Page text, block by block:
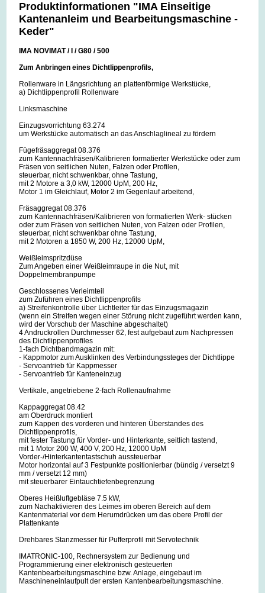
Produktinformationen "IMA Einseitige
Kantenanleim und Bearbeitungsmaschine -
Keder"
IMA NOVIMAT / I / G80 / 500
Zum Anbringen eines Dichtlippenprofils,
Rollenware in Längsrichtung an plattenförmige Werkstücke,
a) Dichtlippenprofil Rollenware
Linksmaschine
Einzugsvorrichtung 63.274
um Werkstücke automatisch an das Anschlaglineal zu fördern
Fügefräsaggregat 08.376
zum Kantennachfräsen/Kalibrieren formatierter Werkstücke oder zum
Fräsen von seitlichen Nuten, Falzen oder Profilen,
steuerbar, nicht schwenkbar, ohne Tastung,
mit 2 Motore a 3,0 kW, 12000 UpM, 200 Hz,
Motor 1 im Gleichlauf, Motor 2 im Gegenlauf arbeitend,
Fräsaggregat 08.376
zum Kantennachfräsen/Kalibrieren von formatierten Werk- stücken
oder zum Fräsen von seitlichen Nuten, von Falzen oder Profilen,
steuerbar, nicht schwenkbar ohne Tastung,
mit 2 Motoren a 1850 W, 200 Hz, 12000 UpM,
Weißleimspritzdüse
Zum Angeben einer Weißleimraupe in die Nut, mit
Doppelmembranpumpe
Geschlossenes Verleimteil
zum Zuführen eines Dichtlippenprofils
a) Streifenkontrolle über Lichtleiter für das Einzugsmagazin
(wenn ein Streifen wegen einer Störung nicht zugeführt werden kann,
wird der Vorschub der Maschine abgeschaltet)
4 Andruckrollen Durchmesser 62, fest aufgebaut zum Nachpressen
des Dichtlippenprofiles
1-fach Dichtbandmagazin mit:
- Kappmotor zum Ausklinken des Verbindungssteges der Dichtlippe
- Servoantrieb für Kappmesser
- Servoantrieb für Kanteneinzug
Vertikale, angetriebene 2-fach Rollenaufnahme
Kappaggregat 08.42
am Oberdruck montiert
zum Kappen des vorderen und hinteren Überstandes des
Dichtlippenprofils,
mit fester Tastung für Vorder- und Hinterkante, seitlich tastend,
mit 1 Motor 200 W, 400 V, 200 Hz, 12000 UpM
Vorder-/Hinterkantentastschuh aussteuerbar
Motor horizontal auf 3 Festpunkte positionierbar (bündig / versetzt 9
mm / versetzt 12 mm)
mit steuerbarer Eintauchtiefenbegrenzung
Oberes Heißluftgebläse 7.5 kW,
zum Nachaktivieren des Leimes im oberen Bereich auf dem
Kantenmaterial vor dem Herumdrücken um das obere Profil der
Plattenkante
Drehbares Stanzmesser für Pufferprofil mit Servotechnik
IMATRONIC-100, Rechnersystem zur Bedienung und
Programmierung einer elektronisch gesteuerten
Kantenbearbeitungsmaschine bzw. Anlage, eingebaut im
Maschineneinlaufpult der ersten Kantenbearbeitungsmaschine.